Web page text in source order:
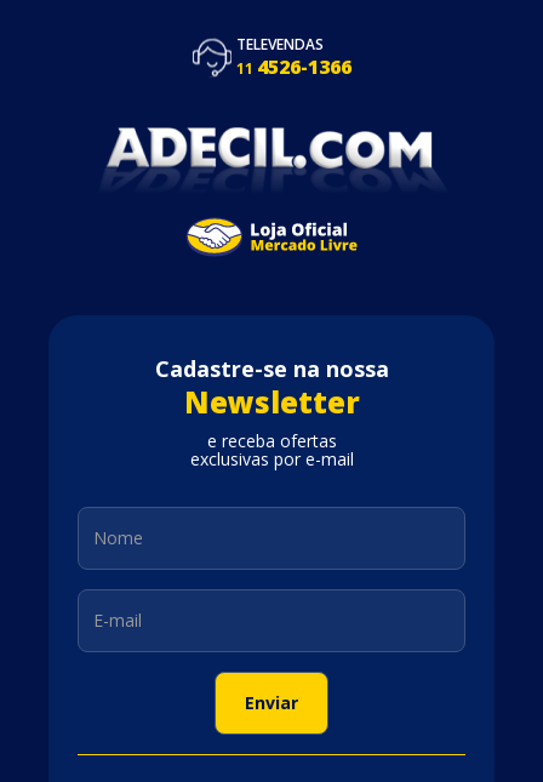
TELEVENDAS
11 4526-1366
Cadastre-se na nossa
Newsletter
e receba ofertas
exclusivas por e-mail